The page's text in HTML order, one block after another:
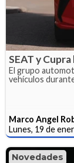
SEAT y
El grupo
vehículos
Marco Angel
Lunes, 19 de
Novedades